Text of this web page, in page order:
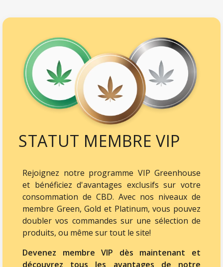
STATUT MEMBRE VIP
Rejoignez notre programme VIP Greenhouse
et bénéficiez d'avantages exclusifs sur votre
consommation de CBD. Avec nos niveaux de
membre Green, Gold et Platinum, vous pouvez
doubler vos commandes sur une sélection de
produits, ou même sur tout le site!
Devenez membre VIP dès maintenant et
découvrez tous les avantages de notre